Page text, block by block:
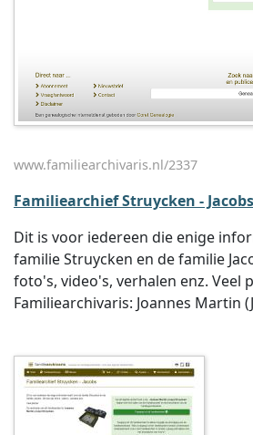
www.familiearchivaris.nl/2337
Familiearchief Struycken - Jacobs
Dit is voor iedereen die enige
familie Struycken en de familie
foto's, video's, verhalen enz. Veel
Familiearchivaris: Joannes Martin